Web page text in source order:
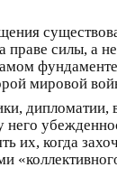
праве силы,
мировой
когда